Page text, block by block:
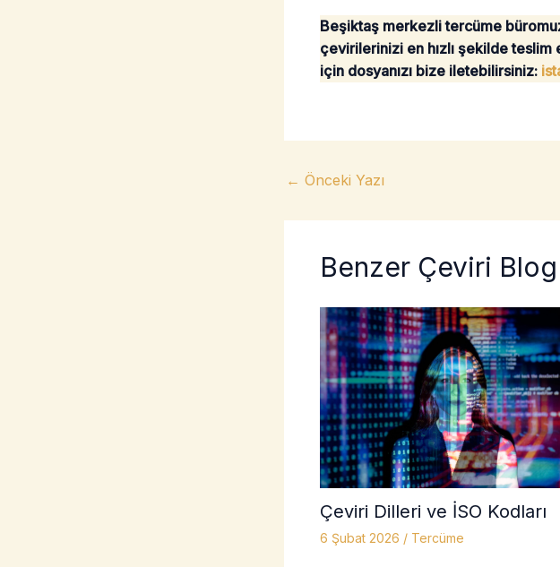
Beşiktaş merkezli tercüme
çevirilerinizi en hızlı şekilde teslim
için dosyanızı bize iletebilirsiniz:
← Önceki Yazı
Benzer Çeviri Blog
Çeviri Dilleri ve İSO Kodları
6 Şubat 2026 / Tercüme